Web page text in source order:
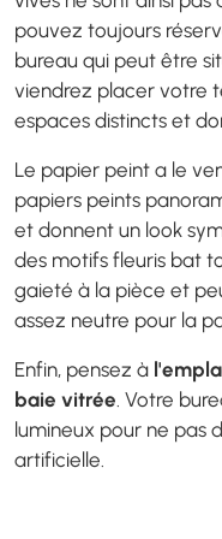
pouvez toujours
bureau qui peut être
viendrez placer votre
espaces distincts et
Le papier peint a le
papiers peints
et donnent un look
des motifs fleuris bat
gaieté à la pièce et
assez neutre pour la
Enfin, pensez à
baie vitrée . Votre
lumineux pour ne pas
artificielle.